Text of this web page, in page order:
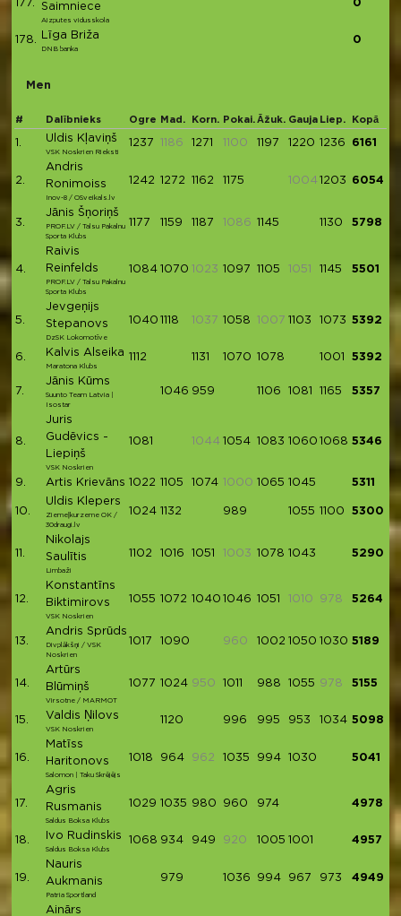
177. Saimniece
Aizputes vidusskola
0
178. Līga Briža
DNB banka
0
Men
# Dalībnieks Ogre Mad. Korn. Pokai. Āžuk. Gauja Liep. Kopā
1. Uldis Kļaviņš
VSK Noskrien Rieksti
1237 1186 1271 1100 1197 1220 1236 6161
2.
Andris
Ronimoiss
Inov-8 / OSveikals.lv
1242 1272 1162 1175 10041203 6054
3.
Jānis Šņoriņš
PROF.LV / Talsu Pakalnu
Sporta Klubs
1177 1159 1187 1086 1145 1130 5798
4.
Raivis
Reinfelds
PROF.LV / Talsu Pakalnu
Sporta Klubs
1084 1070 1023 1097 1105 1051 1145 5501
5.
Jevgeņijs
Stepanovs
DzSK Lokomotīve
1040 1118 1037 1058 1007 1103 1073 5392
6. Kalvis Alseika
Maratona Klubs
1112 1131 1070 1078 1001 5392
7.
Jānis Kūms
Suunto Team Latvia |
Isostar
1046 959 1106 1081 1165 5357
8.
Juris
Gudēvics -
Liepiņš
VSK Noskrien
1081 1044 1054 1083 1060 1068 5346
9. Artis Krievāns 1022 1105 1074 1000 1065 1045 5311
10.
Uldis Klepers
Ziemeļkurzeme OK /
30draugi.lv
1024 1132 989 1055 1100 5300
11.
Nikolajs
Saulītis
Limbaži
1102 1016 1051 1003 1078 1043 5290
12.
Konstantīns
Biktimirovs
VSK Noskrien
1055 1072 1040 1046 1051 1010 978 5264
13.
Andris Sprūds
Divplākšņi / VSK
Noskrien
1017 1090 960 1002 1050 1030 5189
14.
Artūrs
Blūmiņš
Virsotne / MARMOT
1077 1024 950 1011 988 1055 978 5155
15. Valdis Ņilovs
VSK Noskrien
1120 996 995 953 1034 5098
16.
Matīss
Haritonovs
Salomon | Taku Skrējējs
1018 964 962 1035 994 1030 5041
17.
Agris
Rusmanis
Saldus Boksa Klubs
1029 1035 980 960 974 4978
18. Ivo Rudinskis
Saldus Boksa Klubs
1068 934 949 920 1005 1001 4957
19.
Nauris
Aukmanis
Patria Sportland
979 1036 994 967 973 4949
Ainārs